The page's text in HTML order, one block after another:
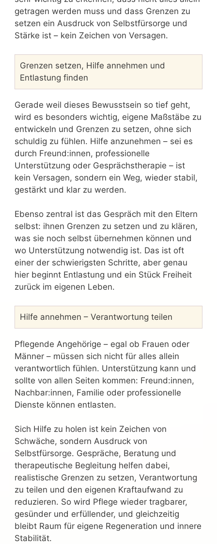
getragen werden muss und dass Grenzen zu
setzen ein Ausdruck von Selbstfürsorge und
Stärke ist – kein Zeichen von Versagen.
Grenzen setzen, Hilfe annehmen und
Entlastung finden
Gerade weil dieses Bewusstsein so tief geht,
wird es besonders wichtig, eigene Maßstäbe zu
entwickeln und Grenzen zu setzen, ohne sich
schuldig zu fühlen. Hilfe anzunehmen – sei es
durch Freund:innen, professionelle
Unterstützung oder Gesprächstherapie – ist
kein Versagen, sondern ein Weg, wieder stabil,
gestärkt und klar zu werden.
Ebenso zentral ist das Gespräch mit den Eltern
selbst: ihnen Grenzen zu setzen und zu klären,
was sie noch selbst übernehmen können und
wo Unterstützung notwendig ist. Das ist oft
einer der schwierigsten Schritte, aber genau
hier beginnt Entlastung und ein Stück Freiheit
zurück im eigenen Leben.
Hilfe annehmen – Verantwortung teilen
Pflegende Angehörige – egal ob Frauen oder
Männer – müssen sich nicht für alles allein
verantwortlich fühlen. Unterstützung kann und
sollte von allen Seiten kommen: Freund:innen,
Nachbar:innen, Familie oder professionelle
Dienste können entlasten.
Sich Hilfe zu holen ist kein Zeichen von
Schwäche, sondern Ausdruck von
Selbstfürsorge. Gespräche, Beratung und
therapeutische Begleitung helfen dabei,
realistische Grenzen zu setzen, Verantwortung
zu teilen und den eigenen Kraftaufwand zu
reduzieren. So wird Pflege wieder tragbarer,
gesünder und erfüllender, und gleichzeitig
bleibt Raum für eigene Regeneration und innere
Stabilität.